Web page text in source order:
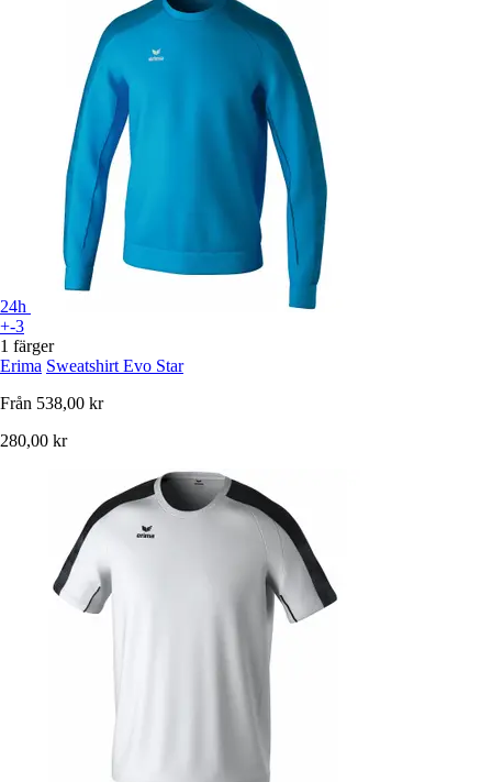
24h
+-3
1 färger
Erima Sweatshirt Evo Star
Från 538,00 kr
280,00 kr